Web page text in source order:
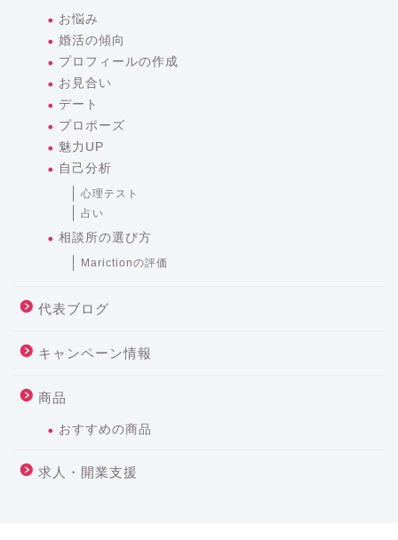
お悩み
婚活の傾向
プロフィールの作成
お見合い
デート
プロポーズ
魅力UP
自己分析
心理テスト
占い
相談所の選び方
Marictionの評価
代表ブログ
キャンペーン情報
商品
おすすめの商品
求人・開業支援